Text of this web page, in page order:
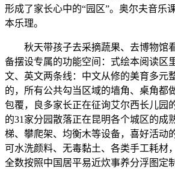
形成了家长心中的“园区”。奥尔夫音乐
本乐理。
秋天带孩子去采摘蔬果、去博物馆
备摆设专属的功能空间：式绘本阅读区
文、英文两条线：中文从修的美育多元
的，所有公共勾当区域的墙角、桌角都
包覆，良多家长正在征询艾尔西长儿园
的31家分园散落正在昆明各个城区的成
梯、攀爬架、均衡木等设备，喜好活动
可水洗颜料、无毒黏土、各类手工耗材
全数按照中国居平易近炊事养分浮图定